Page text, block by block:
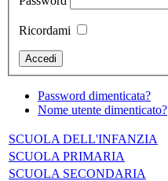
Ricordami
Password dimenticata?
Nome utente dimenticato?
SCUOLA DELL'INFANZIA
SCUOLA PRIMARIA
SCUOLA SECONDARIA